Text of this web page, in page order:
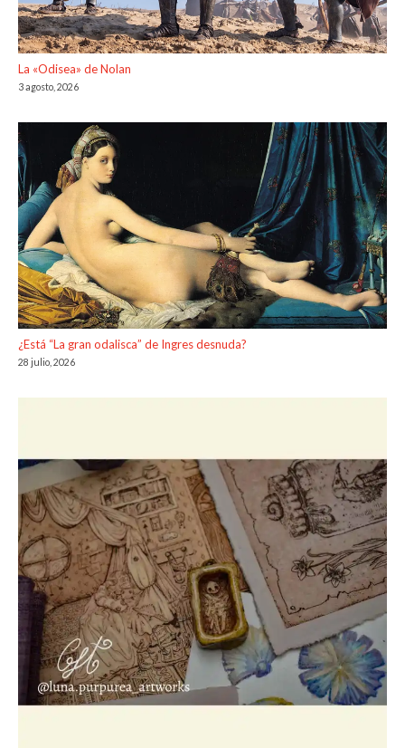
La «Odisea» de Nolan
3 agosto, 2026
¿Está “La gran odalisca” de Ingres desnuda?
28 julio, 2026